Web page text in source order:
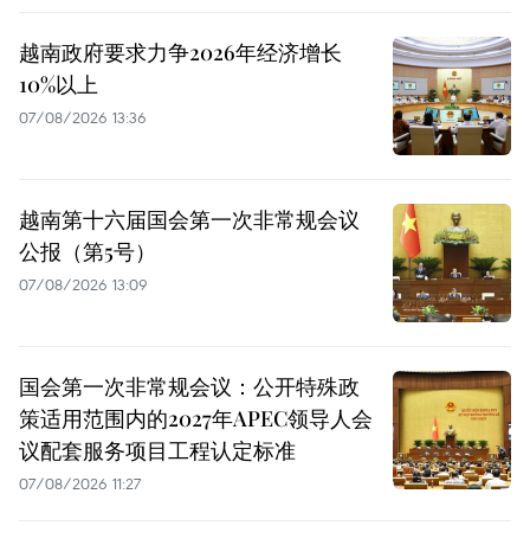
越南政府要求力争2026年经济增长
10%以上
07/08/2026 13:36
越南第十六届国会第一次非常规会议
公报（第5号）
07/08/2026 13:09
国会第一次非常规会议：公开特殊政
策适用范围内的2027年APEC领导人会
议配套服务项目工程认定标准
07/08/2026 11:27